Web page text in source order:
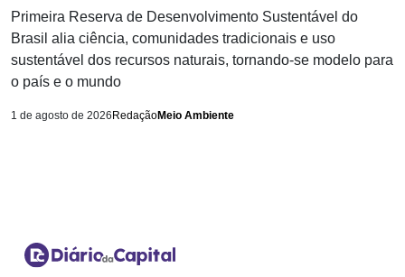
Primeira Reserva de Desenvolvimento Sustentável do
Brasil alia ciência, comunidades tradicionais e uso
sustentável dos recursos naturais, tornando-se modelo para
o país e o mundo
1 de agosto de 2026 RedaçãoMeio Ambiente